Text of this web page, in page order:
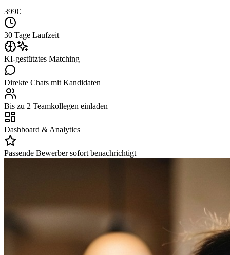
399€
30 Tage Laufzeit
KI-gestütztes Matching
Direkte Chats mit Kandidaten
Bis zu 2 Teamkollegen einladen
Dashboard & Analytics
Passende Bewerber sofort benachrichtigt